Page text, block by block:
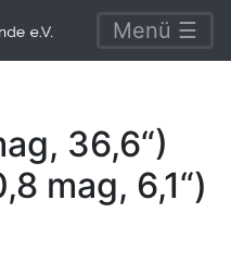
Menü ☰
36,6“)
mag, 6,1“)